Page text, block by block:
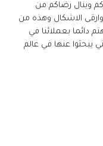
وينال رضاكم من
الاشكال وهذه من
دائما بعملائنا في
يبحثوا عنها في عالم